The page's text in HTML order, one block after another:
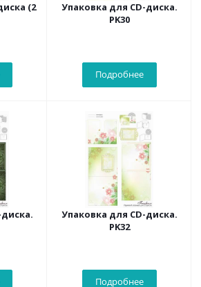
(2
Упаковка для CD-диска.
PK30
Подробнее
Упаковка для CD-диска.
PK32
Подробнее